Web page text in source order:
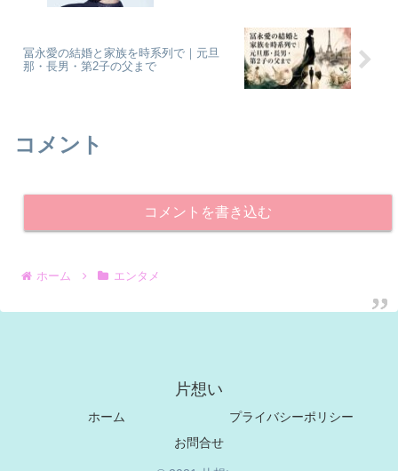
冨永愛の結婚と家族を時系列で｜元旦
那・長男・第2子の父まで
コメント
コメントを書き込む
ホーム エンタメ
片想い
ホーム
プライバシーポリシー
お問合せ